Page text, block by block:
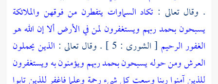
. وقال تعالى : تكاد السماوات يتفطرن من فوقهن والملائكة
يسبحون بحمد ربهم ويستغفرون لمن في الأرض ألا إن الله هو
الغفور الرحيم [ الشورى : 5 ] . وقال تعالى :
الذين يحملون
العرش ومن حوله يسبحون بحمد ربهم ويؤمنون به ويستغفرون